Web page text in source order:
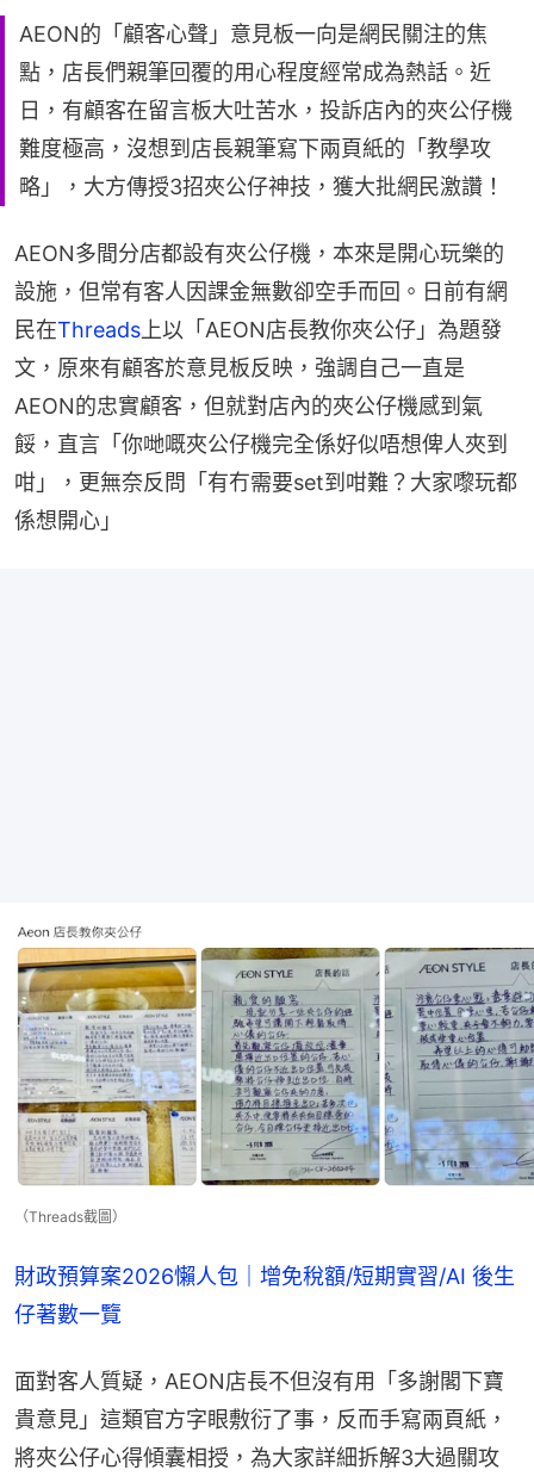
AEON的「顧客心聲」意見板一向是網民關注的焦
點，店長們親筆回覆的用心程度經常成為熱話。近
日，有顧客在留言板大吐苦水，投訴店內的夾公仔機
難度極高，沒想到店長親筆寫下兩頁紙的「教學攻
略」，大方傳授3招夾公仔神技，獲大批網民激讚！
AEON多間分店都設有夾公仔機，本來是開心玩樂的
設施，但常有客人因課金無數卻空手而回。日前有網
民在Threads 上以「AEON店長教你夾公仔」為題發
文，原來有顧客於意見板反映，強調自己一直是
AEON的忠實顧客，但就對店內的夾公仔機感到氣
餒，直言「你哋嘅夾公仔機完全係好似唔想俾人夾到
咁」，更無奈反問「有冇需要set到咁難？大家嚟玩都
係想開心」
（Threads截圖）
財政預算案2026懶人包｜增免稅額/短期實習/AI 後生
仔著數一覽
面對客人質疑，AEON店長不但沒有用「多謝閣下寶
貴意見」這類官方字眼敷衍了事，反而手寫兩頁紙，
將夾公仔心得傾囊相授，為大家詳細拆解3大過關攻